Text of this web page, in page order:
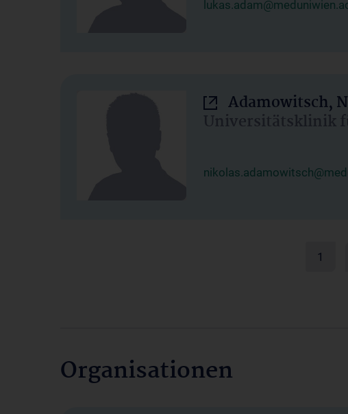
Adamowitsch,
Universitätsklinik
1
Organisationen